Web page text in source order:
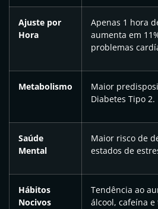
Ajuste por
Hora
Apenas 1 hora
aumenta em
problemas
Metabolismo
Maior
Diabetes Tipo 2.
Saúde
Mental
Maior risco de
estados de
Hábitos
Nocivos
Tendência ao
álcool, cafeína e